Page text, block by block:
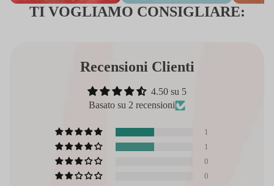
TI VOGLIAMO CONSIGLIARE:
Recensioni Clienti
4.50 su 5
Basato su 2 recensioni
1
1
0
0